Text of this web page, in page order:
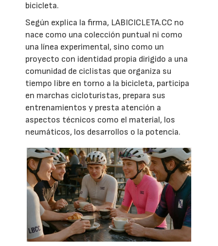
bicicleta.
Según explica la firma, LABICICLETA.CC no
nace como una colección puntual ni como
una línea experimental, sino como un
proyecto con identidad propia dirigido a una
comunidad de ciclistas que organiza su
tiempo libre en torno a la bicicleta, participa
en marchas cicloturistas, prepara sus
entrenamientos y presta atención a
aspectos técnicos como el material, los
neumáticos, los desarrollos o la potencia.